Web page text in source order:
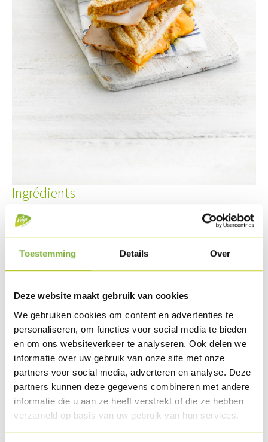
Toestemming Details Over
Deze website maakt gebruik van cookies
We gebruiken cookies om content en advertenties te
personaliseren, om functies voor social media te bieden
en om ons websiteverkeer te analyseren. Ook delen we
informatie over uw gebruik van onze site met onze
partners voor social media, adverteren en analyse. Deze
partners kunnen deze gegevens combineren met andere
informatie die u aan ze heeft verstrekt of die ze hebben
verzameld op basis van uw gebruik van hun services.
Ingrédients
Couche 1
Mascarpone aux herbes (mascarpone, échalote,
Couche 2
Turkey ham
Pesto rouge
Méthode de préparation
Dressez avec les ingrédients ci-dessus et réchauffez-les.